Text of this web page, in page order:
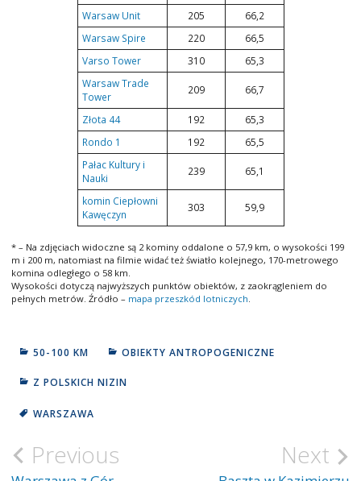
Warsaw Unit
205
66,2
Warsaw Spire
220
66,5
Varso Tower
310
65,3
Warsaw Trade
Tower
209 66,7
Złota 44 192
65,3
Rondo 1
192
65,5
Pałac Kultury i
Nauki
239 65,1
komin Ciepłowni
Kawęczyn
303 59,9
* – Na zdjęciach widoczne są 2 kominy oddalone o 57,9 km, o wysokości 199
m i 200 m, natomiast na filmie widać też światło kolejnego, 170-metrowego
komina odległego o 58 km.
Wysokości dotyczą najwyższych punktów obiektów, z zaokrągleniem do
pełnych metrów. Źródło – mapa przeszkód lotniczych
50-100 KM OBIEKTY ANTROPOGENICZNE
Z POLSKICH NIZIN
WARSZAWA
Nawigacja
wpisu
Previous Next